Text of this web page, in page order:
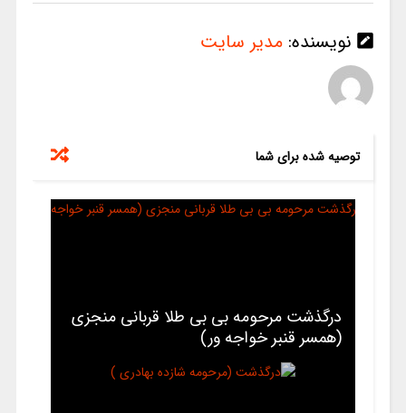
نویسنده: مدیر سایت
توصیه شده برای شما
درگذشت مرحومه بی بی طلا قربانی منجزی
(همسر قنبر خواجه ور)